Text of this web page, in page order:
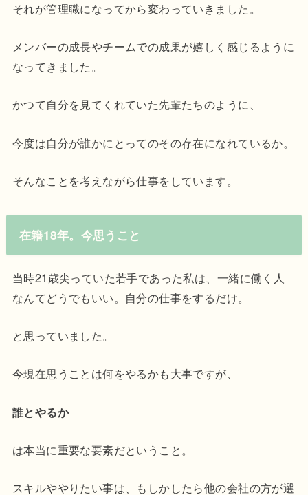
それが管理職になってから変わっていきました。
メンバーの成長やチームでの成果が嬉しく感じるように
なってきました。
かつて自分を見てくれていた先輩たちのように、
今度は自分が誰かにとってのその存在になれているか。
そんなことを考えながら仕事をしています。
在籍18年。今思うこと
当時21歳尖っていた若手であった私は、一緒に働く人
なんてどうでもいい。自分の仕事をするだけ。
と思っていました。
今現在思うことは何をやるかも大事ですが、
誰とやるか
は本当に重要な要素だということ。
スキルややりたい事は、もしかしたら他の会社の方が選